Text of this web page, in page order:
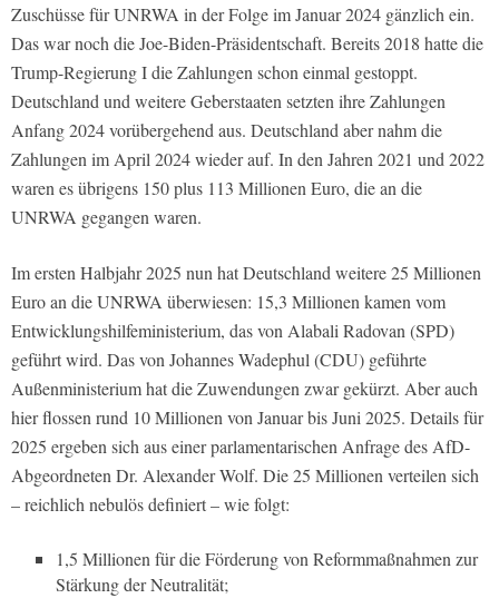
Zuschüsse für UNRWA in der Folge im Januar 2024 gänzlich ein.
Das war noch die Joe-Biden-Präsidentschaft. Bereits 2018 hatte die
Trump-Regierung I die Zahlungen schon einmal gestoppt.
Deutschland und weitere Geberstaaten setzten ihre Zahlungen
Anfang 2024 vorübergehend aus. Deutschland aber nahm die
Zahlungen im April 2024 wieder auf. In den Jahren 2021 und 2022
waren es übrigens 150 plus 113 Millionen Euro, die an die
UNRWA gegangen waren.
Im ersten Halbjahr 2025 nun hat Deutschland weitere 25 Millionen
Euro an die UNRWA überwiesen: 15,3 Millionen kamen vom
Entwicklungshilfeministerium, das von Alabali Radovan (SPD)
geführt wird. Das von Johannes Wadephul (CDU) geführte
Außenministerium hat die Zuwendungen zwar gekürzt. Aber auch
hier flossen rund 10 Millionen von Januar bis Juni 2025. Details für
2025 ergeben sich aus einer parlamentarischen Anfrage des AfD-
Abgeordneten Dr. Alexander Wolf. Die 25 Millionen verteilen sich
– reichlich nebulös definiert – wie folgt:
1,5 Millionen für die Förderung von Reformmaßnahmen zur
Stärkung der Neutralität;